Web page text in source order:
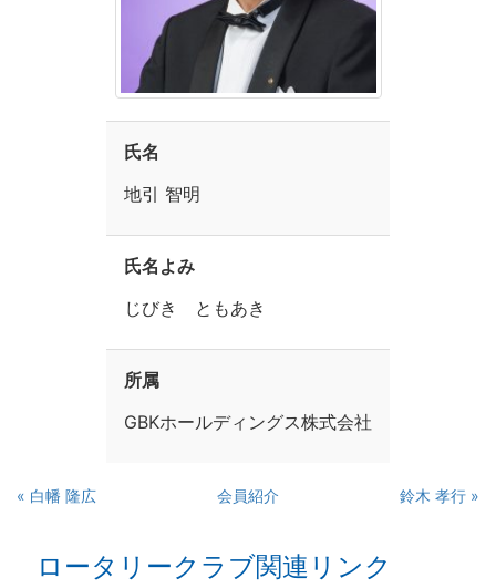
氏名
地引 智明
氏名よみ
じびき ともあき
所属
GBKホールディングス株式会社
« 白幡 隆広 会員紹介 鈴木 孝行 »
ロータリークラブ関連リンク